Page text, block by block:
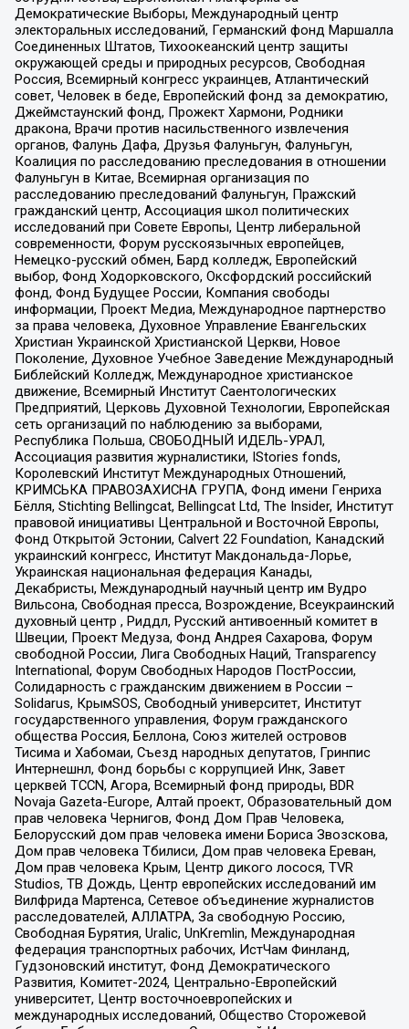
Демократические Выборы, Международный центр
электоральных исследований, Германский фонд Маршалла
Соединенных Штатов, Тихоокеанский центр защиты
окружающей среды и природных ресурсов, Свободная
Россия, Всемирный конгресс украинцев, Атлантический
совет, Человек в беде, Европейский фонд за демократию,
Джеймстаунский фонд, Прожект Хармони, Родники
дракона, Врачи против насильственного извлечения
органов, Фалунь Дафа, Друзья Фалуньгун, Фалуньгун,
Коалиция по расследованию преследования в отношении
Фалуньгун в Китае, Всемирная организация по
расследованию преследований Фалуньгун, Пражский
гражданский центр, Ассоциация школ политических
исследований при Совете Европы, Центр либеральной
современности, Форум русскоязычных европейцев,
Немецко-русский обмен, Бард колледж, Европейский
выбор, Фонд Ходорковского, Оксфордский российский
фонд, Фонд Будущее России, Компания свободы
информации, Проект Медиа, Международное партнерство
за права человека, Духовное Управление Евангельских
Христиан Украинской Христианской Церкви, Новое
Поколение, Духовное Учебное Заведение Международный
Библейский Колледж, Международное христианское
движение, Всемирный Институт Саентологических
Предприятий, Церковь Духовной Технологии, Европейская
сеть организаций по наблюдению за выборами,
Республика Польша, СВОБОДНЫЙ ИДЕЛЬ-УРАЛ,
Ассоциация развития журналистики, IStories fonds,
Королевский Институт Международных Отношений,
КРИМСЬКА ПРАВОЗАХИСНА ГРУПА, Фонд имени Генриха
Бёлля, Stichting Bellingcat, Bellingcat Ltd, The Insider, Институт
правовой инициативы Центральной и Восточной Европы,
Фонд Открытой Эстонии, Calvert 22 Foundation, Канадский
украинский конгресс, Институт Макдональда-Лорье,
Украинская национальная федерация Канады,
Декабристы, Международный научный центр им Вудро
Вильсона, Свободная пресса, Возрождение, Всеукраинский
духовный центр , Риддл, Русский антивоенный комитет в
Швеции, Проект Медуза, Фонд Андрея Сахарова, Форум
свободной России, Лига Свободных Наций, Transparеncy
International, Форум Свободных Народов ПостРоссии,
Солидарность с гражданским движением в России –
Solidarus, КрымSOS, Свободный университет, Институт
государственного управления, Форум гражданского
общества Россия, Беллона, Союз жителей островов
Тисима и Хабомаи, Съезд народных депутатов, Гринпис
Интернешнл, Фонд борьбы с коррупцией Инк, Завет
церквей TCCN, Агора, Всемирный фонд природы, BDR
Novaja Gazeta-Europe, Алтай проект, Образовательный дом
прав человека Чернигов, Фонд Дом Прав Человека,
Белорусский дом прав человека имени Бориса Звозскова,
Дом прав человека Тбилиси, Дом прав человека Ереван,
Дом прав человека Крым, Центр дикого лосося, TVR
Studios, ТВ Дождь, Центр европейских исследований им
Вилфрида Мартенса, Сетевое объединение журналистов
расследователей, АЛЛАТРА, За свободную Россию,
Свободная Бурятия, Uralic, UnKremlin, Международная
федерация транспортных рабочих, ИстЧам Финланд,
Гудзоновский институт, Фонд Демократического
Развития, Комитет-2024, Центрально-Европейский
университет, Центр восточноевропейских и
международных исследований, Общество Сторожевой